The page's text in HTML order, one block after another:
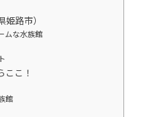
路市）
ムな水族館
ここ！
館